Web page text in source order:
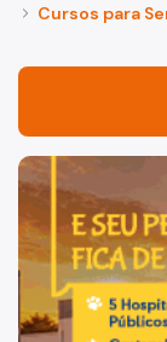
Cursos para
Início
Institucional
Histórico
Legislação
Imagem de um